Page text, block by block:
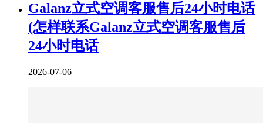
Galanz立式空调客服售后24小时电话
(怎样联系Galanz立式空调客服售后
24小时电话
2026-07-06